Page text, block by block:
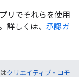
リでそれらを使用
詳しくは、 承認ガ
クリエイティブ・コモ